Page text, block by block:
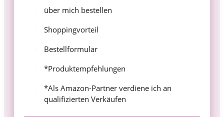
über mich bestellen
Shoppingvorteil
Bestellformular
*Produktempfehlungen
*Als Amazon-Partner verdiene ich an
qualifizierten Verkäufen